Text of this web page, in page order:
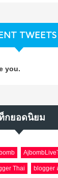
TWEETS
you.
กยอดนิยม
Thai blogger